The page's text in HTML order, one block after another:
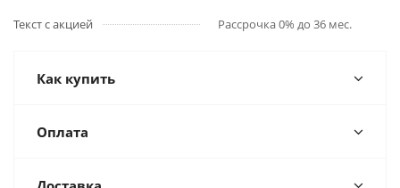
Текст с акцией Рассрочка 0% до 36 мес.
Как купить
Оплата